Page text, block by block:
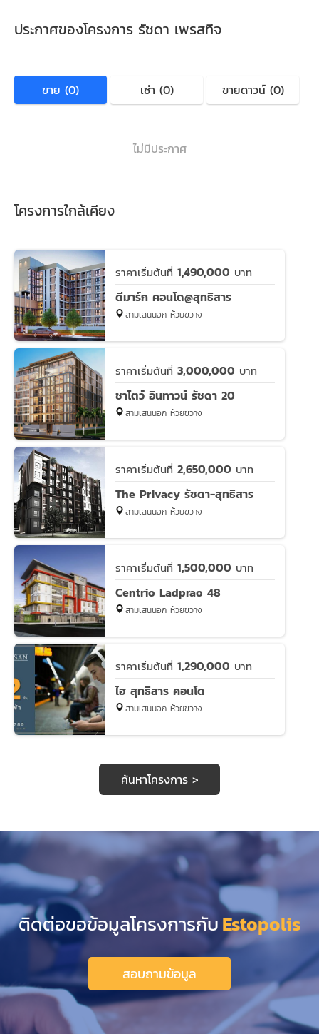
ประกาศของโครงการ รัชดา เพรสทีจ
ขาย (0) เช่า (0) ขายดาวน์ (0)
ไม่มีประกาศ
โครงการใกล้เคียง
ราคาเริ่มต้นที่ 1,490,000 บาท
ดีมาร์ก คอนโด@สุทธิสาร
สามเสนนอก ห้วยขวาง
ราคาเริ่มต้นที่ 3,000,000 บาท
ชาโตว์ อินทาวน์ รัชดา 20
สามเสนนอก ห้วยขวาง
ราคาเริ่มต้นที่ 2,650,000 บาท
The Privacy รัชดา-สุทธิสาร
สามเสนนอก ห้วยขวาง
ราคาเริ่มต้นที่ 1,500,000 บาท
Centrio Ladprao 48
สามเสนนอก ห้วยขวาง
ราคาเริ่มต้นที่ 1,290,000 บาท
ไฮ สุทธิสาร คอนโด
สามเสนนอก ห้วยขวาง
ค้นหาโครงการ >
ติดต่อขอข้อมูลโครงการกับEstopolis
สอบถามข้อมูล